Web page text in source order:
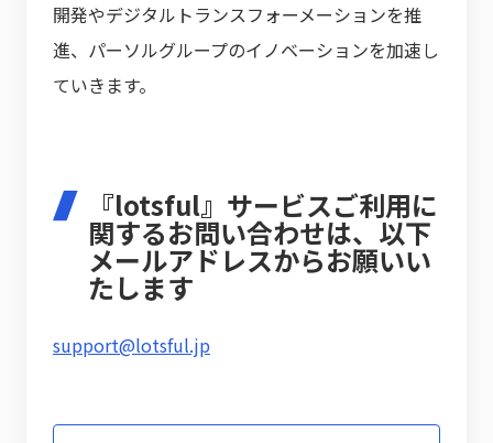
開発やデジタルトランスフォーメーションを推
進、パーソルグループのイノベーションを加速し
ていきます。
『lotsful』サービスご利用に
関するお問い合わせは、以下
メールアドレスからお願いい
たします
support@lotsful.jp